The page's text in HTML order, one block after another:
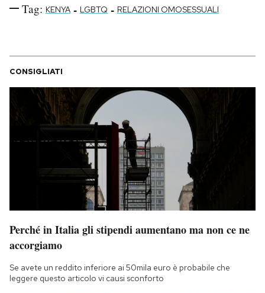
Tag: KENYA - LGBTQ - RELAZIONI OMOSESSUALI
CONSIGLIATI
Perché in Italia gli stipendi aumentano ma non ce ne
accorgiamo
Se avete un reddito inferiore ai 50mila euro è probabile che
leggere questo articolo vi causi sconforto